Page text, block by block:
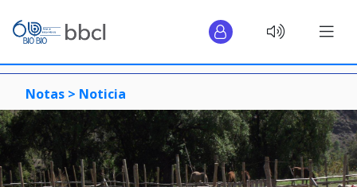
Notas > Noticia